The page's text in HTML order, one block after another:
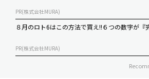
PR(株式会社MURA)
８月のロト6はこの方法で買え!!６つの数字が『
PR(株式会社MURA)